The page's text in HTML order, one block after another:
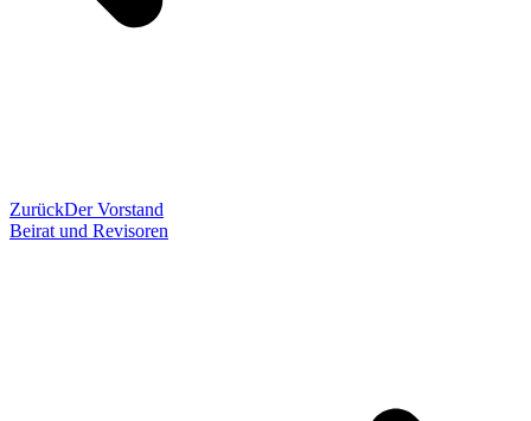
ZurückDer Vorstand
Beirat und Revisoren